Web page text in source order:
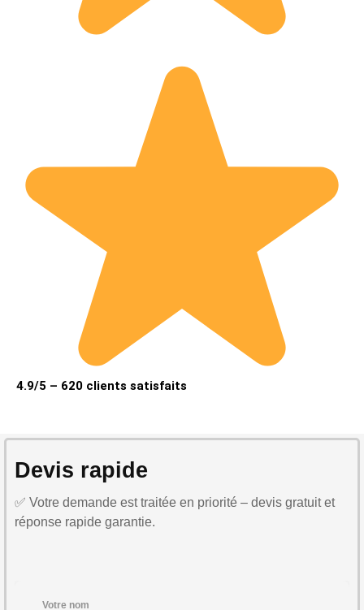
4.9/5 – 620 clients satisfaits
Devis rapide
✅ Votre demande est traitée en priorité – devis gratuit et
réponse rapide garantie.
Votre nom